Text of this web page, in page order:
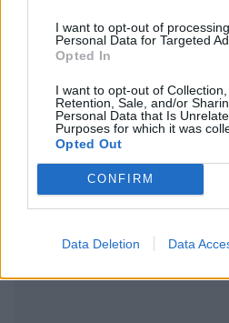
I want to opt-out of
Personal Data for Targeted
Opted In
I want to opt-out of Collection,
Retention, Sale, and/or
Personal Data that Is
Purposes for which it was
Opted Out
CONFIRM
Data Deletion Data
Ακολουθήστε το Pink.gr